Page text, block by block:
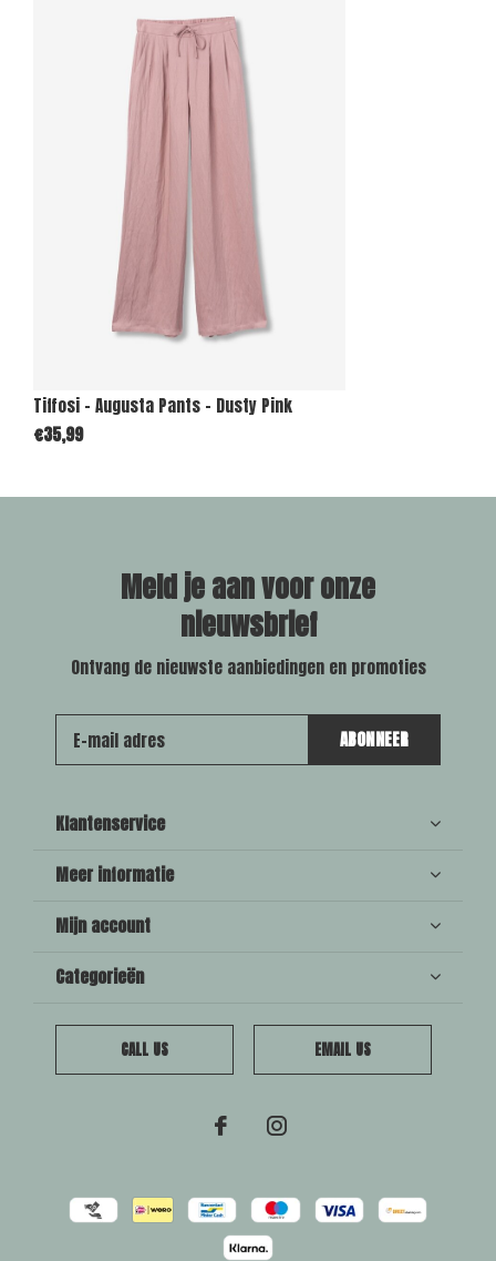
Tiffosi - Augusta Pants - Dusty Pink
€35,99
Meld je aan voor onze
nieuwsbrief
Ontvang de nieuwste aanbiedingen en promoties
ABONNEER
Klantenservice
Meer informatie
Mijn account
Categorieën
CALL US EMAIL US